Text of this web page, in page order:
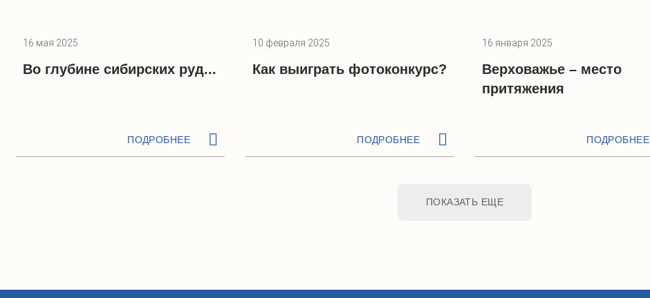
16 мая 2025
Во глубине сибирских руд...
ПОДРОБНЕЕ
10 февраля 2025
Как выиграть фотоконкурс?
ПОДРОБНЕЕ
16 января 2025
Верховажье – место
притяжения
ПОДРОБНЕЕ
ПОКАЗАТЬ ЕЩЕ